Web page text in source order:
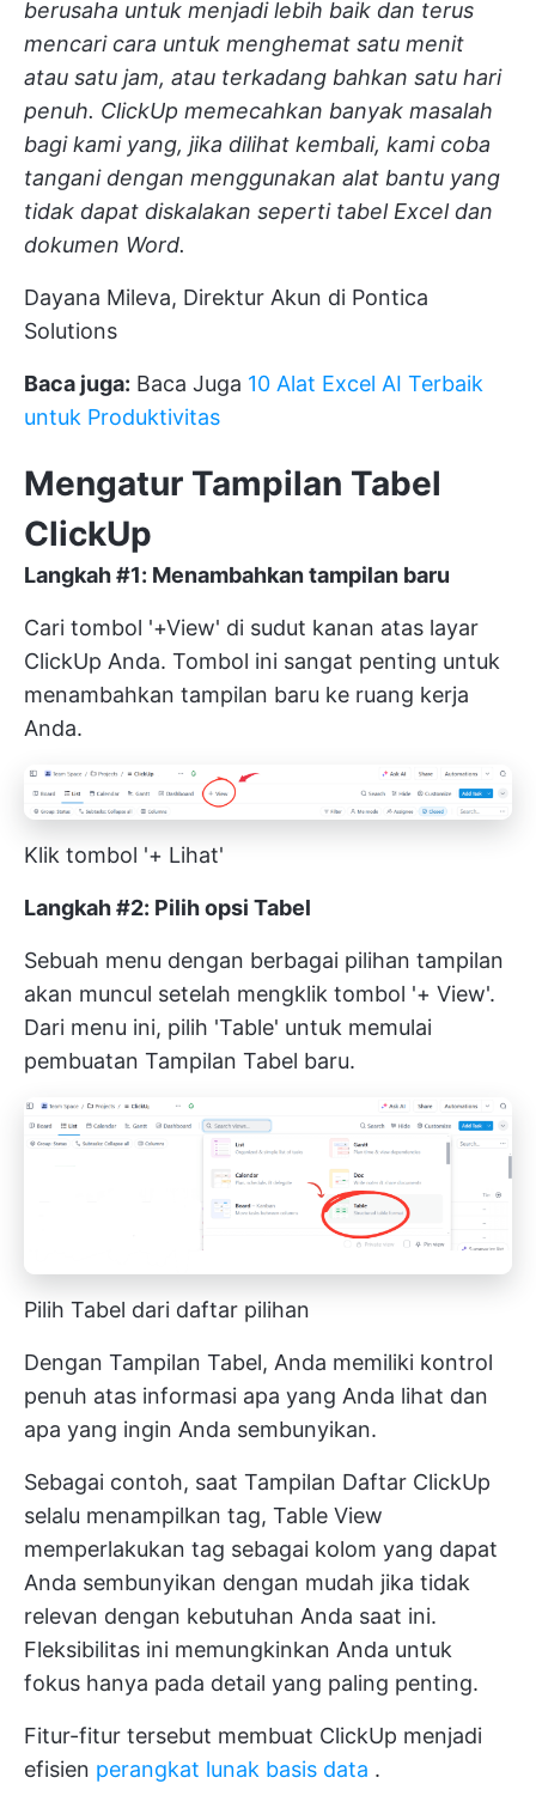
berusaha untuk menjadi lebih baik dan terus
mencari cara untuk menghemat satu menit
atau satu jam, atau terkadang bahkan satu hari
penuh. ClickUp memecahkan banyak masalah
bagi kami yang, jika dilihat kembali, kami coba
tangani dengan menggunakan alat bantu yang
tidak dapat diskalakan seperti tabel Excel dan
dokumen Word.
Dayana Mileva, Direktur Akun di Pontica
Solutions
Baca juga: Baca Juga 10 Alat Excel AI Terbaik
untuk Produktivitas
Mengatur Tampilan Tabel
ClickUp
Langkah #1: Menambahkan tampilan baru
Cari tombol '+View' di sudut kanan atas layar
ClickUp Anda. Tombol ini sangat penting untuk
menambahkan tampilan baru ke ruang kerja
Anda.
Klik tombol '+ Lihat'
Langkah #2: Pilih opsi Tabel
Sebuah menu dengan berbagai pilihan tampilan
akan muncul setelah mengklik tombol '+ View'.
Dari menu ini, pilih 'Table' untuk memulai
pembuatan Tampilan Tabel baru.
Pilih Tabel dari daftar pilihan
Dengan Tampilan Tabel, Anda memiliki kontrol
penuh atas informasi apa yang Anda lihat dan
apa yang ingin Anda sembunyikan.
Sebagai contoh, saat Tampilan Daftar ClickUp
selalu menampilkan tag, Table View
memperlakukan tag sebagai kolom yang dapat
Anda sembunyikan dengan mudah jika tidak
relevan dengan kebutuhan Anda saat ini.
Fleksibilitas ini memungkinkan Anda untuk
fokus hanya pada detail yang paling penting.
Fitur-fitur tersebut membuat ClickUp menjadi
efisien perangkat lunak basis data .